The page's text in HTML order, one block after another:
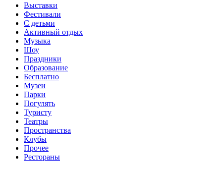
Выставки
Фестивали
С детьми
Активный отдых
Музыка
Шоу
Праздники
Образование
Бесплатно
Музеи
Парки
Погулять
Туристу
Театры
Пространства
Клубы
Прочее
Рестораны